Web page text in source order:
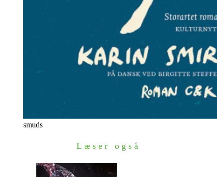
smuds
Læser også